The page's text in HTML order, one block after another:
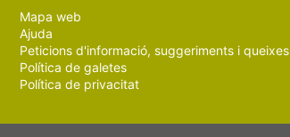
Mapa web
Ajuda
Peticions d'informació, suggeriments i queixes
Política de galetes
Política de privacitat